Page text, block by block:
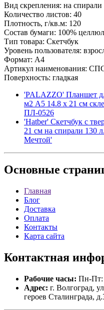
Вид скрепления: на спирали
Количество листов: 40
Плотность, г/кв.м: 120
Состав бумаги: 100%
Тип товара: Скетчбук
Уровень пользователя:
Формат: A4
Артикул наименования:
Поверхность: гладкая
'PALAZZO' Планшет
м2 A5 14.8 х 21 см
ПЛ-0526
'Hatber' Скетчбук с
21 см на спирали 130
Мечтой'
Основные
Главная
Блог
Доставка
Оплата
Контакты
Карта сайта
Контактная
Рабочие часы: Пн-Пт:
Адрес: г. Волгоград,
героев Сталинграда,